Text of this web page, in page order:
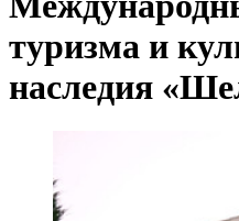
туризма и
наследия